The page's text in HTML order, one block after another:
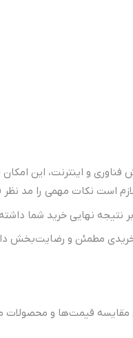
و اینترنت، این
است نکات مهمی را مد نظر
نتیجه نهایی خرید شما
خریدی مطمئن و رضایت‌بخش
مقایسه قیمت‌ها و